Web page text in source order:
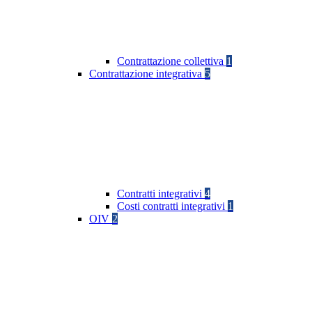
Contrattazione collettiva 1
Contrattazione integrativa 5
Contratti integrativi 4
Costi contratti integrativi 1
OIV 2